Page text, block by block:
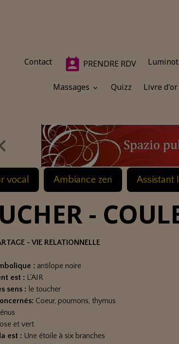
Contact PRENDRE RDV
Massages Quizz Livre d'or
vocal Ambiance zen Assistant
-
- VIE RELATIONNELLE
: antilope noire
est : L'AIR
sens : le toucher
Coeur, poumons, thymus
et vert
est : Une étoile à six branches